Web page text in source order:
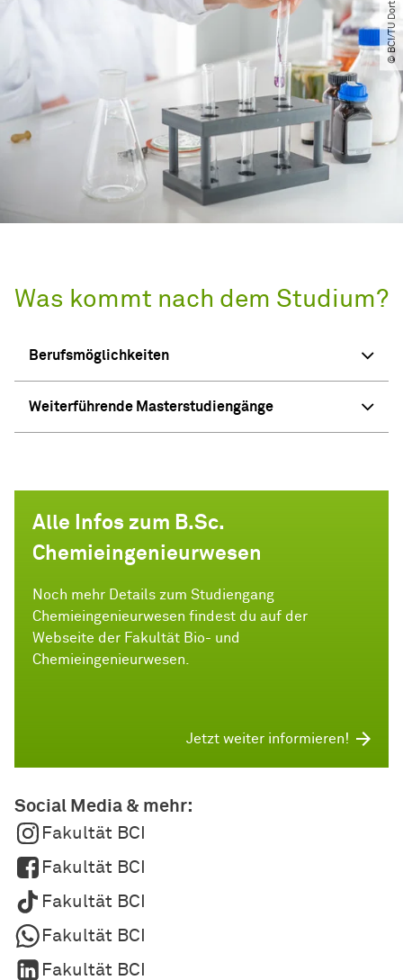
© BCI​/​TU Dortmund
Was kommt nach dem Studium?
Berufsmöglichkeiten
Weiterführende Masterstudiengänge
Alle Infos zum B.Sc.
Chemieingenieurwesen
Noch mehr Details zum Studiengang
Chemieingenieurwesen findest du auf der
Webseite der Fakultät Bio- und
Chemieingenieurwesen.
Jetzt weiter informieren!
Social Media & mehr:
Fakultät BCI
Fakultät BCI
Fakultät BCI
Fakultät BCI
Fakultät BCI